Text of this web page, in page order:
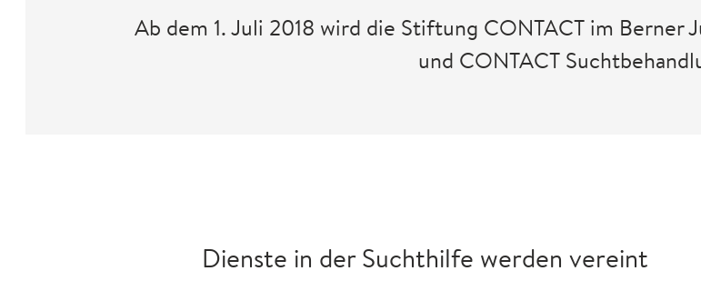
Ab dem 1. Juli 2018 wird die Stiftung CONTACT im Berner
und CONTACT
Dienste in der Suchthilfe werden vereint